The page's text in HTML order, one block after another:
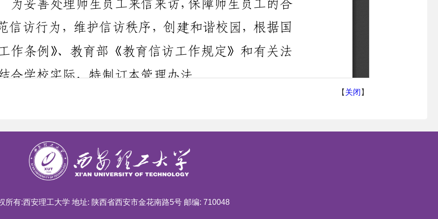
【 关闭 】
所有:西安理工大学 地址: 陕西省西安市金花南路5号 邮编: 710048